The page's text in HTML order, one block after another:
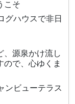
こそ
グハウスで非日
、源泉かけ流し
で、心ゆくま
ンビューテラス